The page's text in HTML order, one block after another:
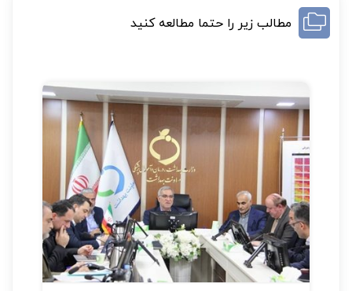
مطالب زیر را حتما مطالعه کنید